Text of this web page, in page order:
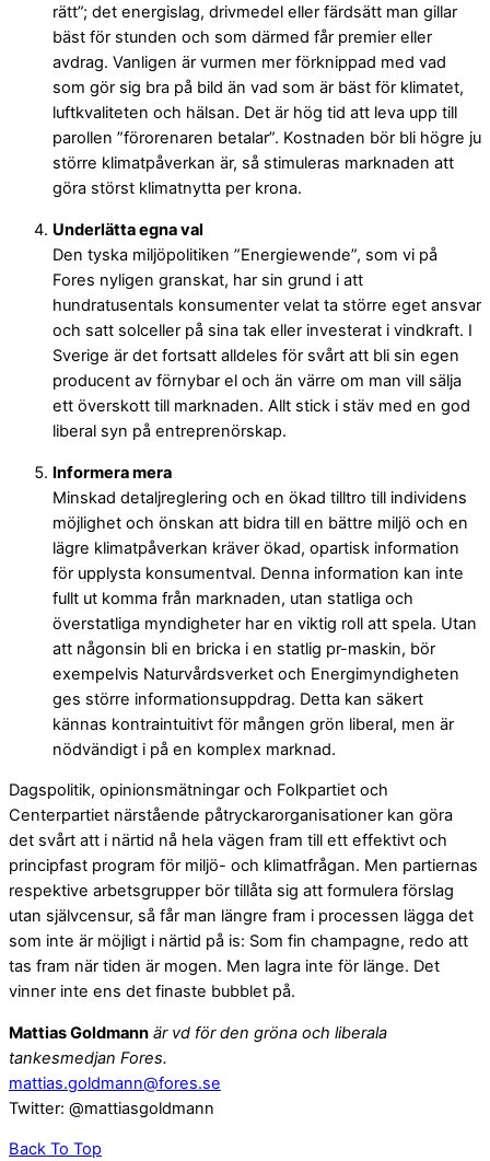
rätt”; det energislag, drivmedel eller färdsätt man gillar
bäst för stunden och som därmed får premier eller
avdrag. Vanligen är vurmen mer förknippad med vad
som gör sig bra på bild än vad som är bäst för klimatet,
luftkvaliteten och hälsan. Det är hög tid att leva upp till
parollen ”förorenaren betalar”. Kostnaden bör bli högre ju
större klimatpåverkan är, så stimuleras marknaden att
göra störst klimatnytta per krona.
Underlätta egna val
Den tyska miljöpolitiken ”Energiewende”, som vi på
Fores nyligen granskat, har sin grund i att
hundratusentals konsumenter velat ta större eget ansvar
och satt solceller på sina tak eller investerat i vindkraft. I
Sverige är det fortsatt alldeles för svårt att bli sin egen
producent av förnybar el och än värre om man vill sälja
ett överskott till marknaden. Allt stick i stäv med en god
liberal syn på entreprenörskap.
Informera mera
Minskad detaljreglering och en ökad tilltro till individens
möjlighet och önskan att bidra till en bättre miljö och en
lägre klimatpåverkan kräver ökad, opartisk information
för upplysta konsumentval. Denna information kan inte
fullt ut komma från marknaden, utan statliga och
överstatliga myndigheter har en viktig roll att spela. Utan
att någonsin bli en bricka i en statlig pr-maskin, bör
exempelvis Naturvårdsverket och Energimyndigheten
ges större informationsuppdrag. Detta kan säkert
kännas kontraintuitivt för mången grön liberal, men är
nödvändigt i på en komplex marknad.
Dagspolitik, opinionsmätningar och Folkpartiet och
Centerpartiet närstående påtryckarorganisationer kan göra
det svårt att i närtid nå hela vägen fram till ett effektivt och
principfast program för miljö- och klimatfrågan. Men partiernas
respektive arbetsgrupper bör tillåta sig att formulera förslag
utan självcensur, så får man längre fram i processen lägga det
som inte är möjligt i närtid på is: Som fin champagne, redo att
tas fram när tiden är mogen. Men lagra inte för länge. Det
vinner inte ens det finaste bubblet på.
Mattias Goldmann är vd för den gröna och liberala
tankesmedjan Fores.
mattias.goldmann@fores.se
Twitter: @mattiasgoldmann
Back To Top